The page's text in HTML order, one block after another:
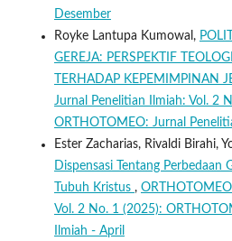
Desember
Royke Lantupa Kumowal,
GEREJA: PERSPEKTIF
TERHADAP KEPEMIMPINAN
Jurnal Penelitian Ilmiah: Vol. 2
ORTHOTOMEO: Jurnal
Ester Zacharias, Rivaldi Birahi,
Dispensasi Tentang Perbedaan
Tubuh Kristus ,
Vol. 2 No. 1 (2025):
Ilmiah - April